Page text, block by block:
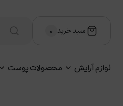
سبد خرید ۰
لوازم آرایش محصولات پوست